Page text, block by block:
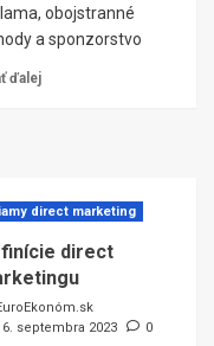
obojstranné
a sponzorstvo
ďalej
direct marketing
direct
septembra 2023
0